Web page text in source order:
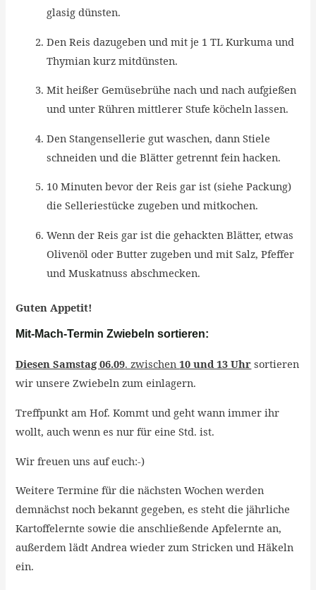
glasig dünsten.
Den Reis dazugeben und mit je 1 TL Kurkuma und
Thymian kurz mitdünsten.
Mit heißer Gemüsebrühe nach und nach aufgießen
und unter Rühren mittlerer Stufe köcheln lassen.
Den Stangensellerie gut waschen, dann Stiele
schneiden und die Blätter getrennt fein hacken.
10 Minuten bevor der Reis gar ist (siehe Packung)
die Selleriestücke zugeben und mitkochen.
Wenn der Reis gar ist die gehackten Blätter, etwas
Olivenöl oder Butter zugeben und mit Salz, Pfeffer
und Muskatnuss abschmecken.
Guten Appetit!
Mit-Mach-Termin Zwiebeln sortieren:
Diesen Samstag 06.09. zwischen 10 und 13 Uhr sortieren
wir unsere Zwiebeln zum einlagern.
Treffpunkt am Hof. Kommt und geht wann immer ihr
wollt, auch wenn es nur für eine Std. ist.
Wir freuen uns auf euch:-)
Weitere Termine für die nächsten Wochen werden
demnächst noch bekannt gegeben, es steht die jährliche
Kartoffelernte sowie die anschließende Apfelernte an,
außerdem lädt Andrea wieder zum Stricken und Häkeln
ein.